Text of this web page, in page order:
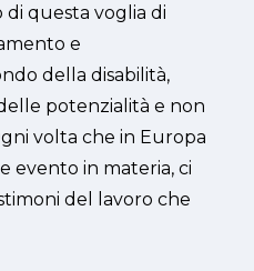
di questa voglia di
e
della disabilità,
potenzialità e non
volta che in Europa
evento in materia, ci
del lavoro che